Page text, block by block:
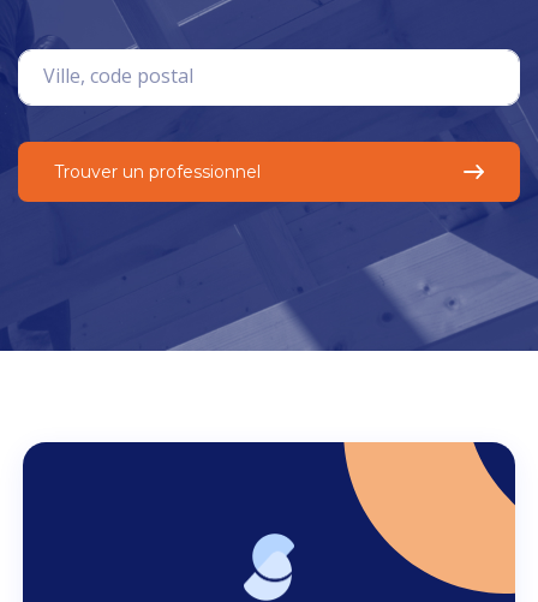
Trouver un professionnel